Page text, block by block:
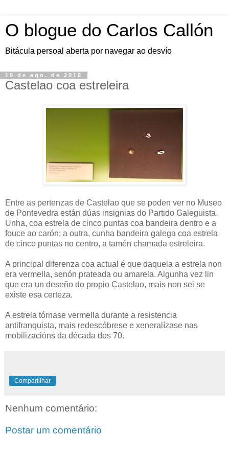
O blogue do Carlos Callón
Bitácula persoal aberta por navegar ao desvío
19 de ago. de 2015
Castelao coa estreleira
Entre as pertenzas de Castelao que se poden ver no Museo
de Pontevedra están dúas insignias do Partido Galeguista.
Unha, coa estrela de cinco puntas coa bandeira dentro e a
fouce ao carón; a outra, cunha bandeira galega coa estrela
de cinco puntas no centro, a tamén chamada estreleira.
A principal diferenza coa actual é que daquela a estrela non
era vermella, senón prateada ou amarela. Algunha vez lin
que era un deseño do propio Castelao, mais non sei se
existe esa certeza.
A estrela tórnase vermella durante a resistencia
antifranquista, mais redescóbrese e xeneralízase nas
mobilizacións da década dos 70.
Compartilhar
Nenhum comentário:
Postar um comentário